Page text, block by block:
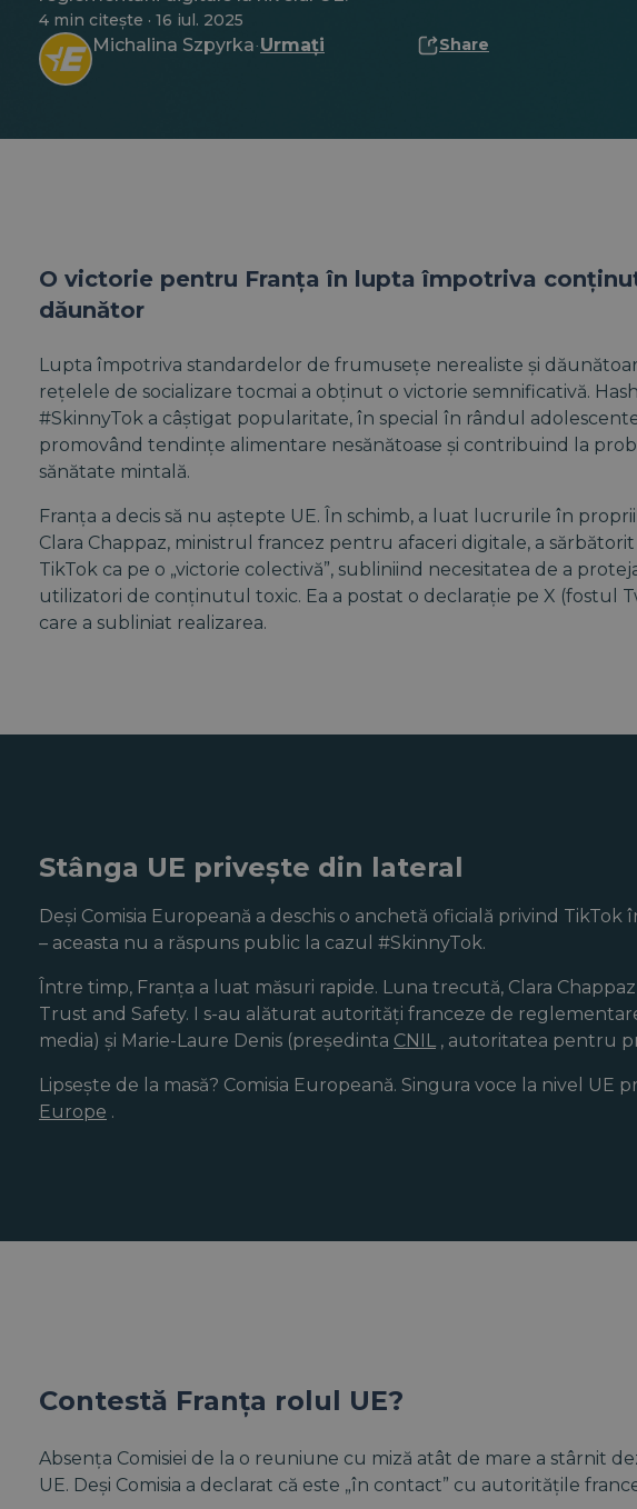
4 min citește · 16 iul. 2025
Michalina Szpyrka· Urmați Share
O victorie pentru Franța în lupta împotriva
dăunător
Lupta împotriva standardelor de frumusețe nerealiste și
rețelele de socializare tocmai a obținut o victorie semnificativă.
#SkinnyTok a câștigat popularitate, în special în rândul
promovând tendințe alimentare nesănătoase și contribuind la
sănătate mintală.
Franța a decis să nu aștepte UE. În schimb, a luat lucrurile în
Clara Chappaz, ministrul francez pentru afaceri digitale, a sărbătorit
TikTok ca pe o „victorie colectivă”, subliniind necesitatea de a
utilizatori de conținutul toxic. Ea a postat o declarație pe X (fostul
care a subliniat realizarea.
Stânga UE privește din lateral
Deși Comisia Europeană a deschis o anchetă oficială privind
– aceasta nu a răspuns public la cazul #SkinnyTok.
Între timp, Franța a luat măsuri rapide. Luna trecută, Clara
Trust and Safety. I s-au alăturat autorități franceze de
media) și Marie-Laure Denis (președinta CNIL , autoritatea pentru
Lipsește de la masă? Comisia Europeană. Singura voce la nivel
Europe .
Contestă Franța rolul UE?
Absența Comisiei de la o reuniune cu miză atât de mare a stârnit
UE. Deși Comisia a declarat că este „în contact” cu autoritățile